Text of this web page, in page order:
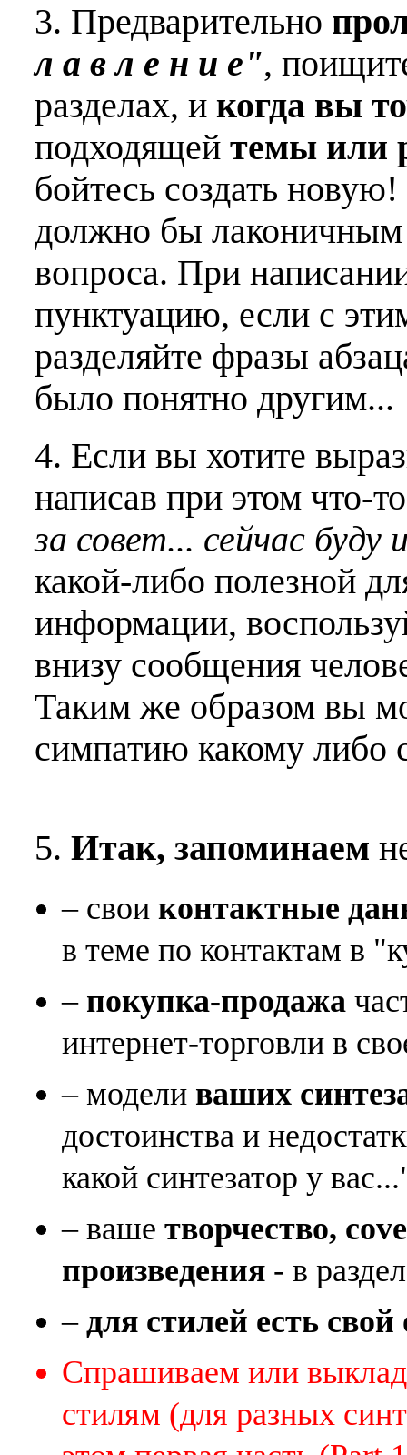
3. Предварительно
л а в л е н и е",
разделах, и когда вы
подходящей темы или
бойтесь создать
должно бы лаконичным
вопроса. При
пунктуацию, если с
разделяйте фразы
было понятно другим...
4. Если вы хотите
написав при этом что-
за совет... сейчас буду
какой-либо полезной
информации,
внизу сообщения
Таким же образом вы
симпатию какому
5. Итак, запоминаем
– свои контактные
в теме по контактам в
– покупка-продажа
интернет-торговли в
– модели ваших
достоинства и
какой синтезатор у
– ваше творчество,
произведения - в
–для стилей есть
Спрашиваем или
стилям (для разных